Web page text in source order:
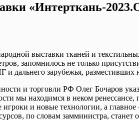
«Интерткань-
выставки тканей и
запомнилось не только
и дальнего зарубежья,
и торговли РФ Олег Бочаров
мы находимся в неком
и новые технологии, а
по словам замминистра, станет